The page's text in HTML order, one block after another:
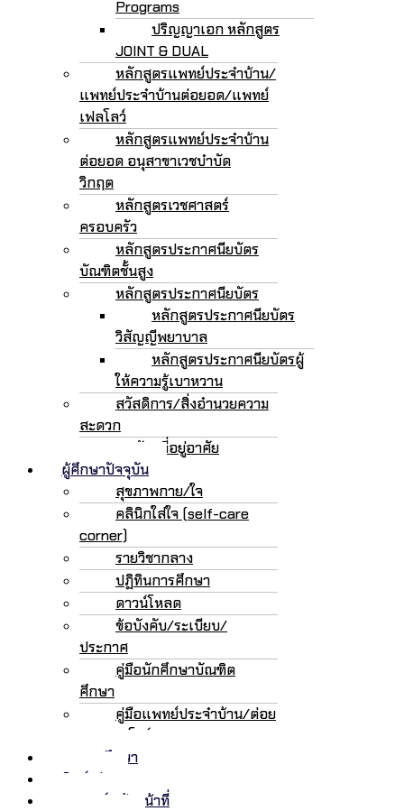
Programs
ปริญญาเอก หลักสูตร
JOINT & DUAL
หลักสูตรแพทย์ประจำบ้าน/
แพทย์ประจำบ้านต่อยอด/แพทย์
เฟลโลว์
หลักสูตรแพทย์ประจำบ้าน
ต่อยอด อนุสาขาเวชบำบัด
วิกฤต
หลักสูตรเวชศาสตร์
ครอบครัว
หลักสูตรประกาศนียบัตร
บัณฑิตชั้นสูง
หลักสูตรประกาศนียบัตร
หลักสูตรประกาศนียบัตร
วิสัญญีพยาบาล
หลักสูตรประกาศนียบัตรผู้
ให้ความรู้เบาหวาน
สวัสดิการ/สิ่งอำนวยความ
สะดวก
หอพัก/ที่อยู่อาศัย
ผู้ศึกษาปัจจุบัน
สุขภาพกาย/ใจ
คลินิกใส่ใจ (self-care
corner)
รายวิชากลาง
ปฏิทินการศึกษา
ดาวน์โหลด
ข้อบังคับ/ระเบียบ/
ประกาศ
คู่มือนักศึกษาบัณฑิต
ศึกษา
คู่มือแพทย์ประจำบ้าน/ต่อย
อด/เฟลโลว์
ทุนการศึกษา
ศิษย์เก่า
อาจารย์/เจ้าหน้าที่